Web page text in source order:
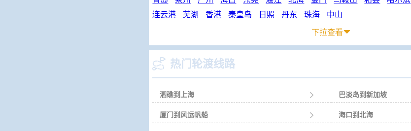
连云港
芜湖 香港 秦皇岛 日照 丹东 珠海 中山
下拉查看
 热门轮渡线路
泗礁到上海  巴淡岛到新加坡
厦门到风运帆船  海口到北海